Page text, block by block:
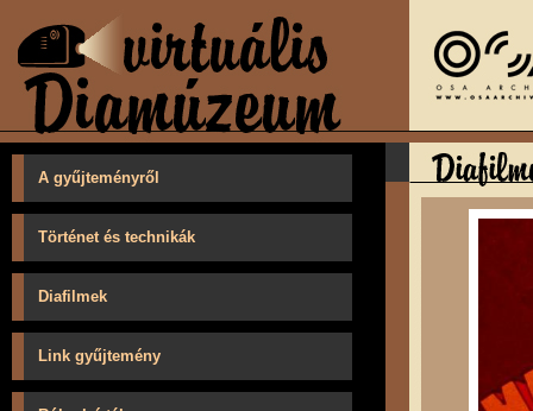
A gyűjteményről
Történet és technikák
Diafilmek
Link gyűjtemény